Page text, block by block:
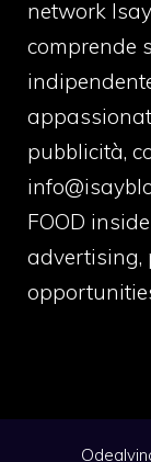
network
comprende
pubblicità,
FOOD
advertising,